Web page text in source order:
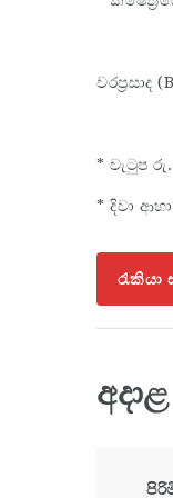
වරප්‍රසාද
* වැටුප රු.
* දිවා
රැකියා